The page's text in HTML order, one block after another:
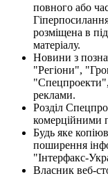
повного або
розміщена в
матеріалу.
Новини з
"Регіони",
реклами.
Розділ
комерційними
Будь яке
поширення
"Інтерфакс-
Власник веб-